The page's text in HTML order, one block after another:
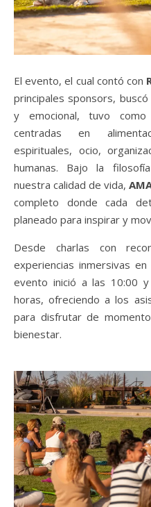
El evento, el cual contó con
principales sponsors,
y emocional, tuvo como
centradas en
espirituales, ocio,
humanas. Bajo la
nuestra calidad de vida,
completo donde cada
planeado para inspirar y
Desde charlas con
experiencias inmersivas
evento inició a las 10:00
horas, ofreciendo a los
para disfrutar de
bienestar.